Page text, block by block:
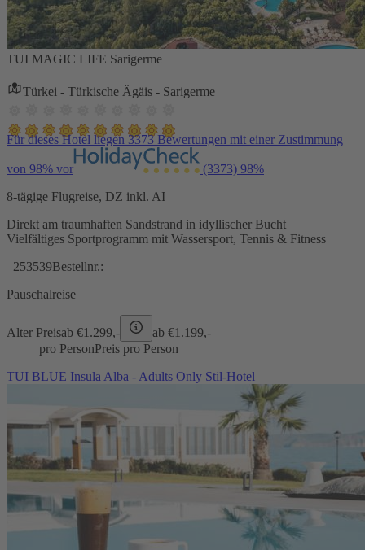
TUI MAGIC LIFE Sarigerme
Türkei - Türkische Ägäis - Sarigerme
Für dieses Hotel liegen 3373 Bewertungen mit einer Zustimmung
von 98% vor (3373) 98%
8-tägige Flugreise, DZ inkl. AI
Direkt am traumhaften Sandstrand in idyllischer Bucht
Vielfältiges Sportprogramm mit Wassersport, Tennis & Fitness
253539Bestellnr.:
Pauschalreise
Alter Preisab €1.299,- ab €1.199,-
pro PersonPreis pro Person
TUI BLUE Insula Alba - Adults Only Stil-Hotel